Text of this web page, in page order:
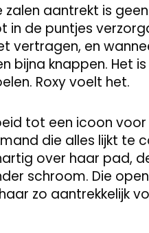
aantrekt is
in de puntjes
vertragen, en
bijna knappen. Het
Roxy voelt het.
tot een icoon
die alles lijkt te
over haar pad,
schroom. Die
zo aantrekkelijk